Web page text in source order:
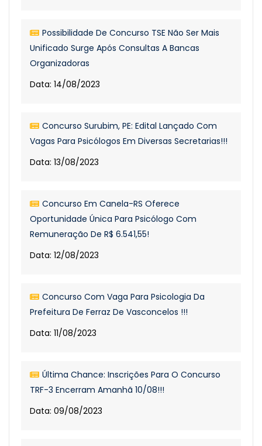
Possibilidade De Concurso TSE Não Ser Mais
Unificado Surge Após Consultas A Bancas
Organizadoras
Data: 14/08/2023
Concurso Surubim, PE: Edital Lançado Com
Vagas Para Psicólogos Em Diversas Secretarias!!!
Data: 13/08/2023
Concurso Em Canela-RS Oferece
Oportunidade Única Para Psicólogo Com
Remuneração De R$ 6.541,55!
Data: 12/08/2023
Concurso Com Vaga Para Psicologia Da
Prefeitura De Ferraz De Vasconcelos !!!
Data: 11/08/2023
Última Chance: Inscrições Para O Concurso
TRF-3 Encerram Amanhã 10/08!!!
Data: 09/08/2023